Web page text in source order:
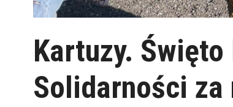
Kartuzy.
Solidarności